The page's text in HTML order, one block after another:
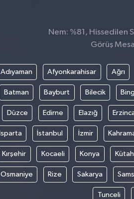
Nem: %81, Hissedilen
Görüş
Adıyaman Afyonkarahisar Ağrı
Batman Bayburt Bilecik
Düzce Edirne Elazığ
Isparta İstanbul İzmir
Kırşehir Kocaeli Konya
Osmaniye Rize Sakarya
Tunceli